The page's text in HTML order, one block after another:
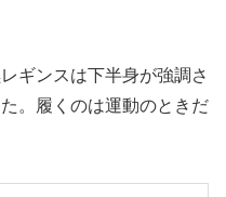
ギンスは下半身が強調さ
。履くのは運動のときだ